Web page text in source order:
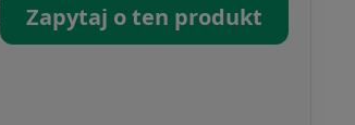
Zapytaj o ten produkt